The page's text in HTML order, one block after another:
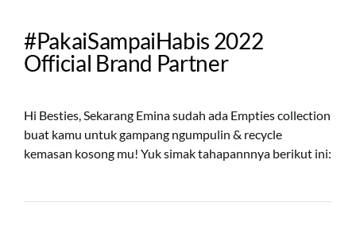
#PakaiSampaiHabis 2022
Official Brand Partner
Hi Besties, Sekarang Emina sudah ada Empties collection
buat kamu untuk gampang ngumpulin & recycle
kemasan kosong mu! Yuk simak tahapannnya berikut ini: